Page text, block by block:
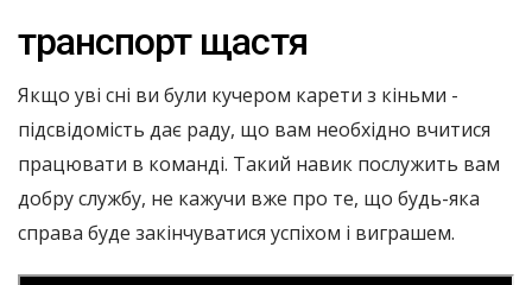
транспорт щастя
Якщо уві сні ви були кучером карети з кіньми -
підсвідомість дає раду, що вам необхідно вчитися
працювати в команді. Такий навик послужить вам
добру службу, не кажучи вже про те, що будь-яка
справа буде закінчуватися успіхом і виграшем.